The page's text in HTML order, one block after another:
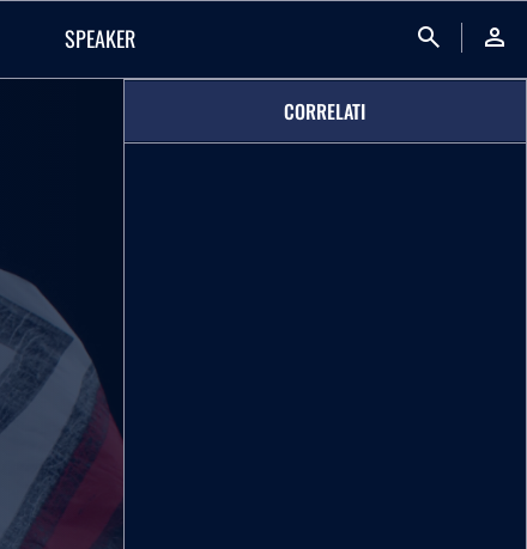
SPEAKER search person
CORRELATI